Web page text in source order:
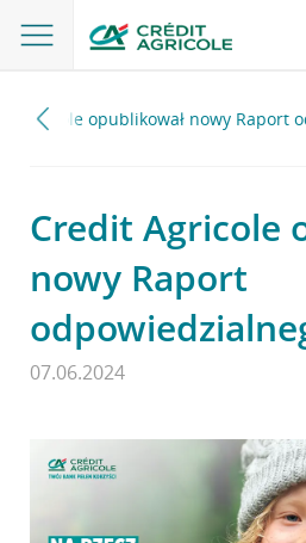
Agricole opublikował nowy Raport
Credit Agricole
nowy Raport
07.06.2024